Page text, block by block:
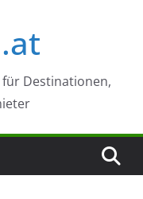
Destinationen,